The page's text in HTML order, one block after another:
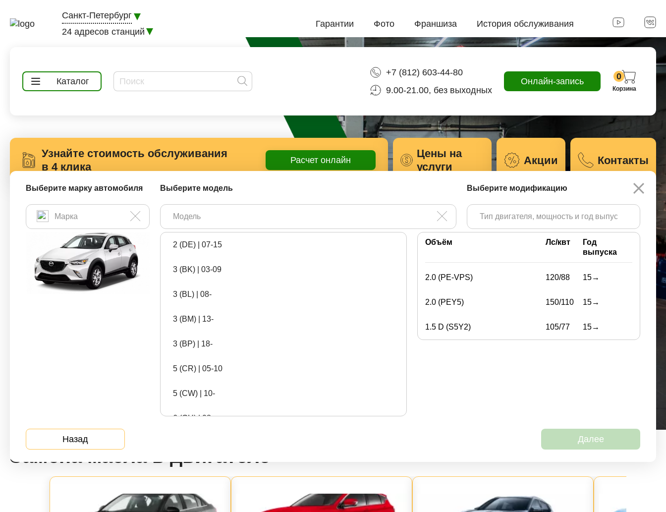
Санкт-Петербург
24 адресов станций
Гарантии Фото Франшиза История обслуживания
Каталог
+7 (812) 603-44-80
9.00-21.00, без выходных
Онлайн-запись 0
Корзина
Узнайте стоимость обслуживания
в 4 клика
Расчет онлайн
Цены на
услуги
Акции Контакты
Выберите марку автомобиля Выберите модель Выберите модификацию
2 (DE) | 07-15
3 (BK) | 03-09
3 (BL) | 08-
3 (BM) | 13-
3 (BP) | 18-
5 (CR) | 05-10
5 (CW) | 10-
6 (GH) | 08-
CX-3 (DK) | 15-
CX-30 | 19-
Объём Лс/квт
Год
выпуска
2.0 (PE-VPS) 120/88 15→
2.0 (PEY5) 150/110 15→
1.5 D (S5Y2) 105/77 15→
Назад Далее
Замена масла в
Санкт-Петербурге
927096 24
в городе
обслуживания
Замена масла в двигателе